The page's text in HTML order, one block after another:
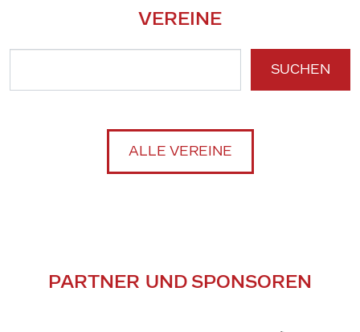
VEREINE
SUCHEN
ALLE VEREINE
PARTNER UND SPONSOREN